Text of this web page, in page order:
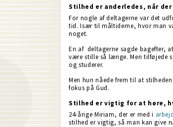
Stilhed er anderledes, når der
For nogle af deltagerne var det
tid. Især til måltiderne, hvor man
noget.
En af deltagerne sagde bagefter,
være stille så længe. Men tilføjede
og studerer.
Men hun nåede frem til at
fokus på Gud.
Stilhed er vigtig for at høre,
24-årige Miriam, der er med i
stilhed er vigtig, så man kan give